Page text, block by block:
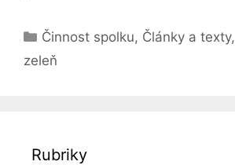
Rubriky
Činnost spolku, Články a texty,
zeleň
Rubriky